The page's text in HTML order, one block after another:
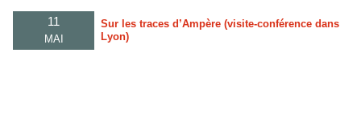
11
MAI
Sur les traces d’Ampère (visite-conférence dans
Lyon)